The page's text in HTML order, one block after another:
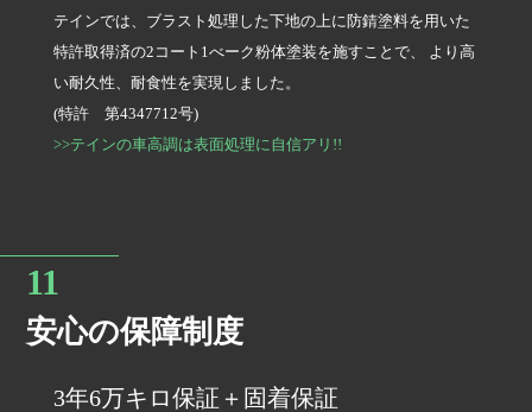
テインでは、ブラスト処理した下地の上に防錆塗料を用いた
特許取得済の2コート1べーク粉体塗装を施すことで、 より高
い耐久性、耐食性を実現しました。
(特許 第4347712号)
>>テインの車高調は表面処理に自信アリ!!
安心の保障制度
3年6万キロ保証＋固着保証